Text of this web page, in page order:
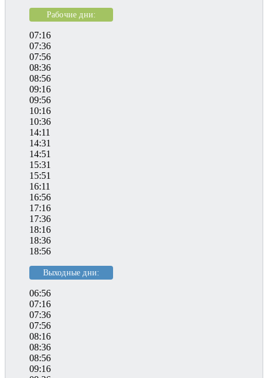
Рабочие дни:
07:16
07:36
07:56
08:36
08:56
09:16
09:56
10:16
10:36
14:11
14:31
14:51
15:31
15:51
16:11
16:56
17:16
17:36
18:16
18:36
18:56
Выходные дни:
06:56
07:16
07:36
07:56
08:16
08:36
08:56
09:16